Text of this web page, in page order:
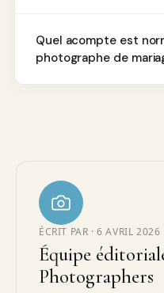
Quel acompte est
photographe de
ÉCRIT PAR ·6 AVRIL 2026
Équipe
Photographers